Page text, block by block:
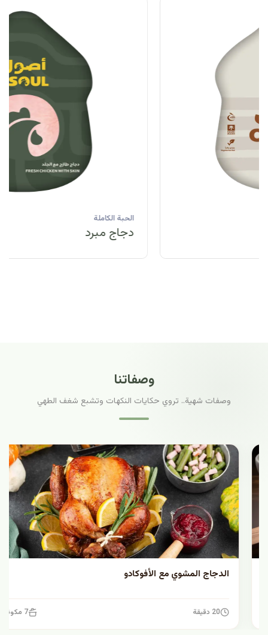
وصفاتنا
وصفات شهية.. تروي حكايات النكهات وتشبع شغف الطهي
الدجاج المشوي مع الأفوكادو